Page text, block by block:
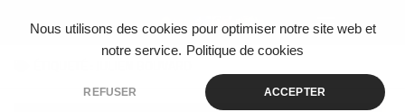
Nous utilisons des cookies pour optimiser notre site web et
notre service. Politique de cookies
REFUSER ACCEPTER
Skip to content